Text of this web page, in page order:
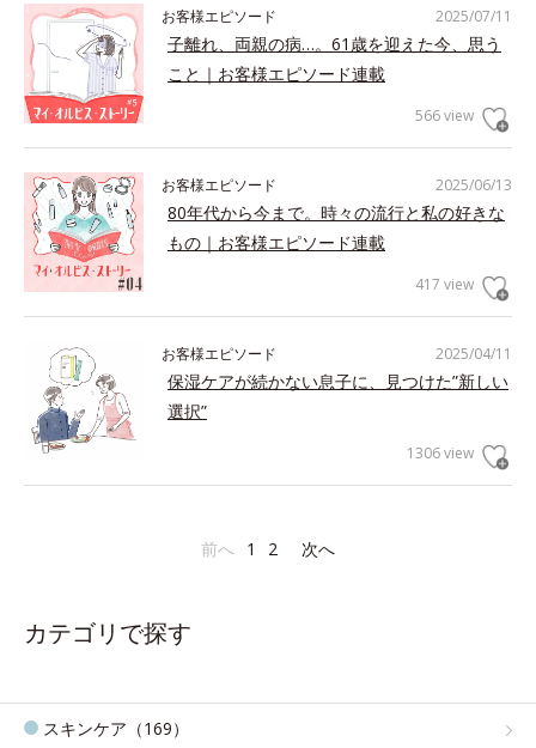
2025/07/11
お客様エピソード
子離れ、両親の病…。61歳を迎えた今、思う
こと｜お客様エピソード連載
566 view
2025/06/13
お客様エピソード
80年代から今まで。時々の流行と私の好きな
もの｜お客様エピソード連載
417 view
2025/04/11
お客様エピソード
保湿ケアが続かない息子に、見つけた”新しい
選択”
1306 view
前へ 1 2 次へ
カテゴリで探す
スキンケア（169）